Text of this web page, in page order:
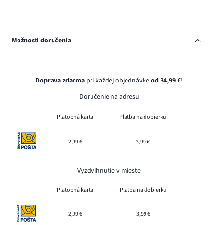
Možnosti doručenia
Doprava zdarma pri každej objednávkeod 34,99 €!
Doručenie na adresu
Platobná karta Platba na dobierku
2,99 € 3,99 €
Vyzdvihnutie v mieste
Platobná karta Platba na dobierku
2,99 € 3,99 €